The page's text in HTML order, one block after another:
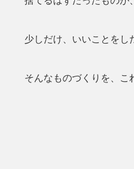
少しだけ、いいことをし
そんなものづくりを、こ